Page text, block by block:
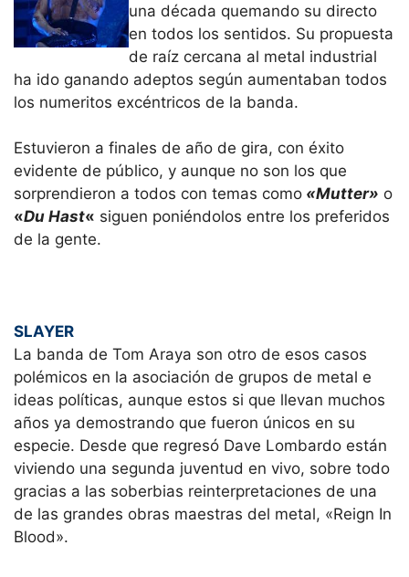
una década quemando su directo
en todos los sentidos. Su propuesta
de raíz cercana al metal industrial
ha ido ganando adeptos según aumentaban todos
los numeritos excéntricos de la banda.
Estuvieron a finales de año de gira, con éxito
evidente de público, y aunque no son los que
sorprendieron a todos con temas como «Mutter» o
«Du Hast« siguen poniéndolos entre los preferidos
de la gente.
SLAYER
La banda de Tom Araya son otro de esos casos
polémicos en la asociación de grupos de metal e
ideas políticas, aunque estos si que llevan muchos
años ya demostrando que fueron únicos en su
especie. Desde que regresó Dave Lombardo están
viviendo una segunda juventud en vivo, sobre todo
gracias a las soberbias reinterpretaciones de una
de las grandes obras maestras del metal, «Reign In
Blood».